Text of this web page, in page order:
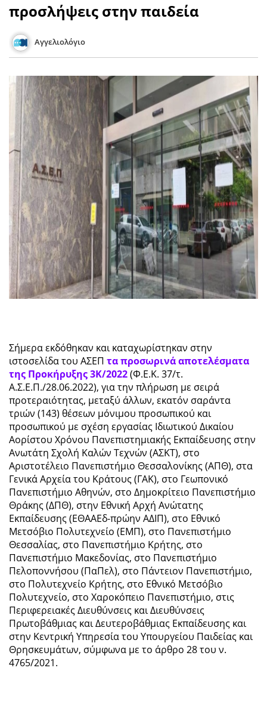
προσλήψεις στην παιδεία
Αγγελιολόγιο
Σήμερα εκδόθηκαν και καταχωρίστηκαν στην
ιστοσελίδα του ΑΣΕΠ τα προσωρινά αποτελέσματα
της Προκήρυξης 3Κ/2022(Φ.Ε.Κ. 37/τ.
Α.Σ.Ε.Π./28.06.2022), για την πλήρωση με σειρά
προτεραιότητας, μεταξύ άλλων, εκατόν σαράντα
τριών (143) θέσεων μόνιμου προσωπικού και
προσωπικού με σχέση εργασίας Ιδιωτικού Δικαίου
Αορίστου Χρόνου Πανεπιστημιακής Εκπαίδευσης στην
Ανωτάτη Σχολή Καλών Τεχνών (ΑΣΚΤ), στο
Αριστοτέλειο Πανεπιστήμιο Θεσσαλονίκης (ΑΠΘ), στα
Γενικά Αρχεία του Κράτους (ΓΑΚ), στο Γεωπονικό
Πανεπιστήμιο Αθηνών, στο Δημοκρίτειο Πανεπιστήμιο
Θράκης (ΔΠΘ), στην Εθνική Αρχή Ανώτατης
Εκπαίδευσης (ΕΘΑΑΕδ-πρώην ΑΔΙΠ), στο Εθνικό
Μετσόβιο Πολυτεχνείο (ΕΜΠ), στο Πανεπιστήμιο
Θεσσαλίας, στο Πανεπιστήμιο Κρήτης, στο
Πανεπιστήμιο Μακεδονίας, στο Πανεπιστήμιο
Πελοποννήσου (ΠαΠελ), στο Πάντειον Πανεπιστήμιο,
στο Πολυτεχνείο Κρήτης, στο Εθνικό Μετσόβιο
Πολυτεχνείο, στο Χαροκόπειο Πανεπιστήμιο, στις
Περιφερειακές Διευθύνσεις και Διευθύνσεις
Πρωτοβάθμιας και Δευτεροβάθμιας Εκπαίδευσης και
στην Κεντρική Υπηρεσία του Υπουργείου Παιδείας και
Θρησκευμάτων, σύμφωνα με το άρθρο 28 του ν.
4765/2021.